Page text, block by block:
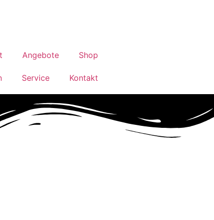
Angebote Shop
Service Kontakt